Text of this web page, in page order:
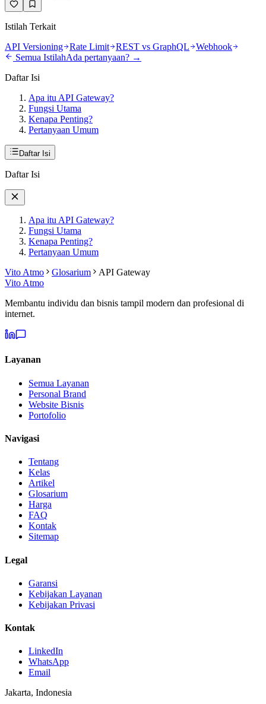
Istilah Terkait
API Versioning
Rate Limit REST vs GraphQL
Webhook
Semua IstilahAda pertanyaan? →
Daftar Isi
Apa itu API Gateway?
Fungsi Utama
Kenapa Penting?
Pertanyaan Umum
Daftar Isi
Daftar Isi
Apa itu API Gateway?
Fungsi Utama
Kenapa Penting?
Pertanyaan Umum
Vito Atmo
Glosarium
API Gateway
Vito Atmo
Membantu individu dan bisnis tampil modern dan profesional di
internet.
Layanan
Semua Layanan
Personal Brand
Website Bisnis
Portofolio
Navigasi
Tentang
Kelas
Artikel
Glosarium
Harga
FAQ
Kontak
Sitemap
Legal
Garansi
Kebijakan Layanan
Kebijakan Privasi
Kontak
LinkedIn
WhatsApp
Email
Jakarta, Indonesia